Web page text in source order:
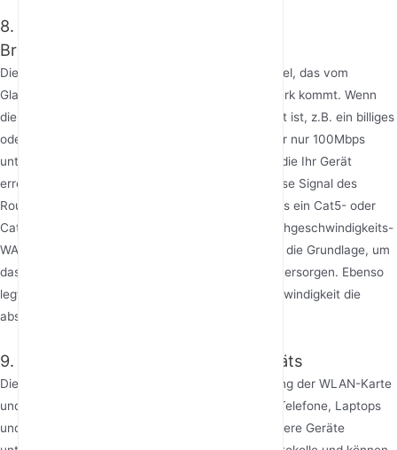
8. Qualität des Ethernet-Kabels und
Breitbandverbindung
Die Signalquelle des Routers ist das Ethernet-Kabel, das vom
Glasfasermodem oder dem vorgelagerten Netzwerk kommt. Wenn
diese „Versorgungsleitung“ von schlechter Qualität ist, z.B. ein billiges
oder zu langes Kabel, lockere Anschlüsse hat oder nur 100Mbps
unterstützt, wird die endgültige Geschwindigkeit, die Ihr Gerät
erreicht, begrenzt sein, egal wie stark das drahtlose Signal des
Routers ist. Stellen Sie sicher, dass Sie mindestens ein Cat5- oder
Cat6-Ethernet-Kabel verwenden, das an den Hochgeschwindigkeits-
WAN-Port des Routers angeschlossen ist. Dies ist die Grundlage, um
das drahtlose Signal mit „fließendem Wasser“ zu versorgen. Ebenso
legt die von Ihrem ISP abonnierte Breitbandgeschwindigkeit die
absolute Obergrenze fest.
9. Empfangsfähigkeit des Client-Geräts
Die Signalübertragung ist bidirektional. Die Leistung der WLAN-Karte
und das Antennendesign Ihrer Client-Geräte wie Telefone, Laptops
und Tablets sind gleichermaßen entscheidend. Ältere Geräte